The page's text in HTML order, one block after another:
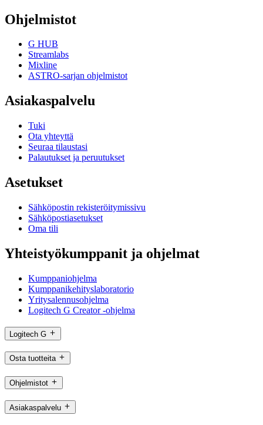
Ohjelmistot
G HUB
Streamlabs
Mixline
ASTRO-sarjan ohjelmistot
Asiakaspalvelu
Tuki
Ota yhteyttä
Seuraa tilaustasi
Palautukset ja peruutukset
Asetukset
Sähköpostin rekisteröitymissivu
Sähköpostiasetukset
Oma tili
Yhteistyökumppanit ja ohjelmat
Kumppaniohjelma
Kumppanikehityslaboratorio
Yritysalennusohjelma
Logitech G Creator -ohjelma
Logitech G
Osta tuotteita
Ohjelmistot
Asiakaspalvelu